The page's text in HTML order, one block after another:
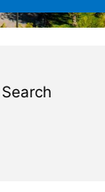
Search